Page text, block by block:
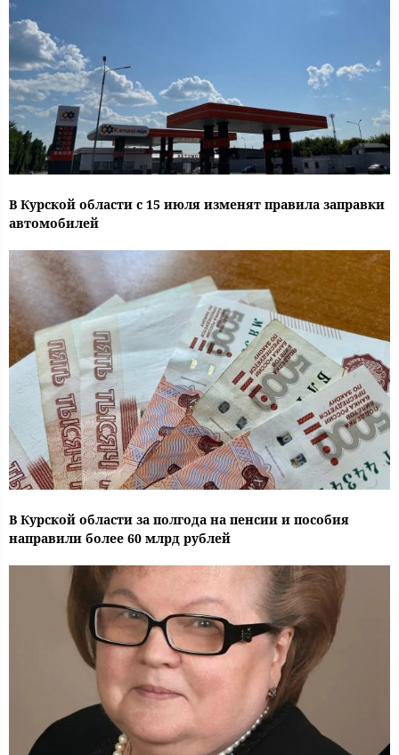
В Курской области с 15 июля изменят правила заправки
автомобилей
В Курской области за полгода на пенсии и пособия
направили более 60 млрд рублей